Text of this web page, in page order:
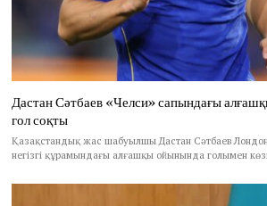
Дастан Сәтбаев «Челси» сапындағы
гол соқты
Қазақстандық жас шабуылшы Дастан Сәтбаев
негізгі құрамындағы алғашқы ойынында голымен